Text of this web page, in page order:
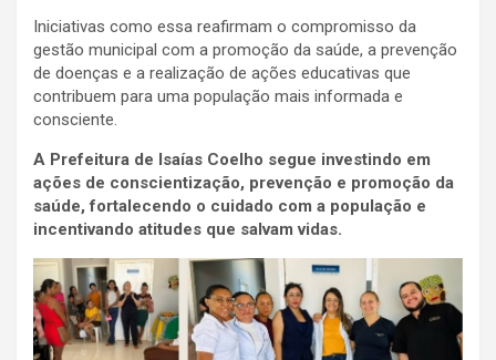
Iniciativas como essa reafirmam o compromisso da
gestão municipal com a promoção da saúde, a prevenção
de doenças e a realização de ações educativas que
contribuem para uma população mais informada e
consciente.
A Prefeitura de Isaías Coelho segue investindo em
ações de conscientização, prevenção e promoção da
saúde, fortalecendo o cuidado com a população e
incentivando atitudes que salvam vidas.